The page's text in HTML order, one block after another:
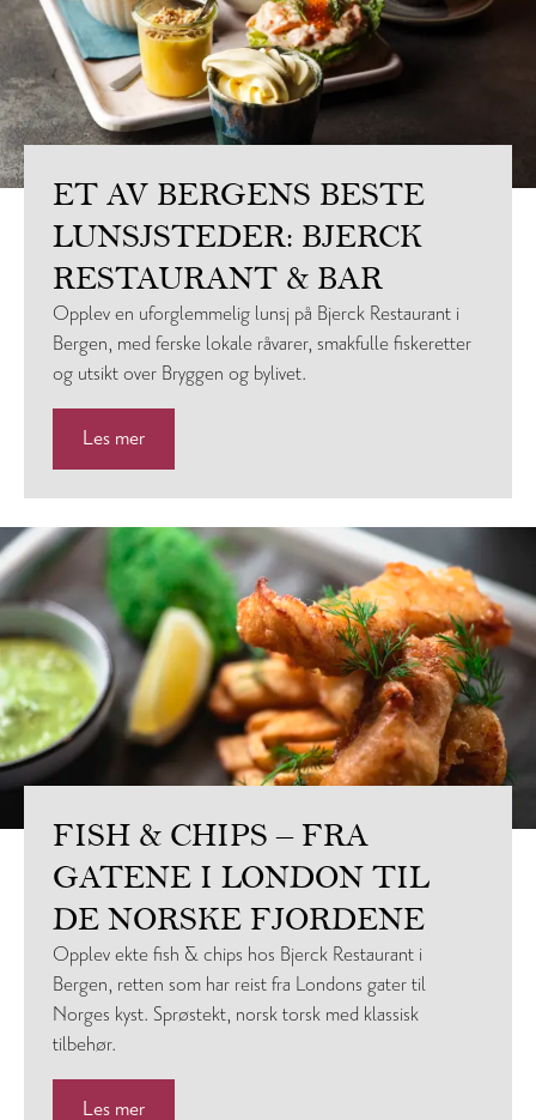
ET AV BERGENS BESTE
LUNSJSTEDER: BJERCK
RESTAURANT & BAR
Opplev en uforglemmelig lunsj på Bjerck Restaurant i
Bergen, med ferske lokale råvarer, smakfulle fiskeretter
og utsikt over Bryggen og bylivet.
Les mer
FISH & CHIPS – FRA
GATENE I LONDON TIL
DE NORSKE FJORDENE
Opplev ekte fish & chips hos Bjerck Restaurant i
Bergen, retten som har reist fra Londons gater til
Norges kyst. Sprøstekt, norsk torsk med klassisk
tilbehør.
Les mer